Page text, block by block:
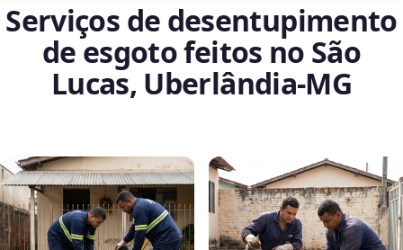
Serviços de desentupimento
de esgoto feitos no São
Lucas, Uberlândia‑MG